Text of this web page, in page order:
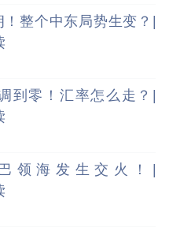
整个中东局势生变？|
到零！汇率怎么走？|
领海发生交火！|